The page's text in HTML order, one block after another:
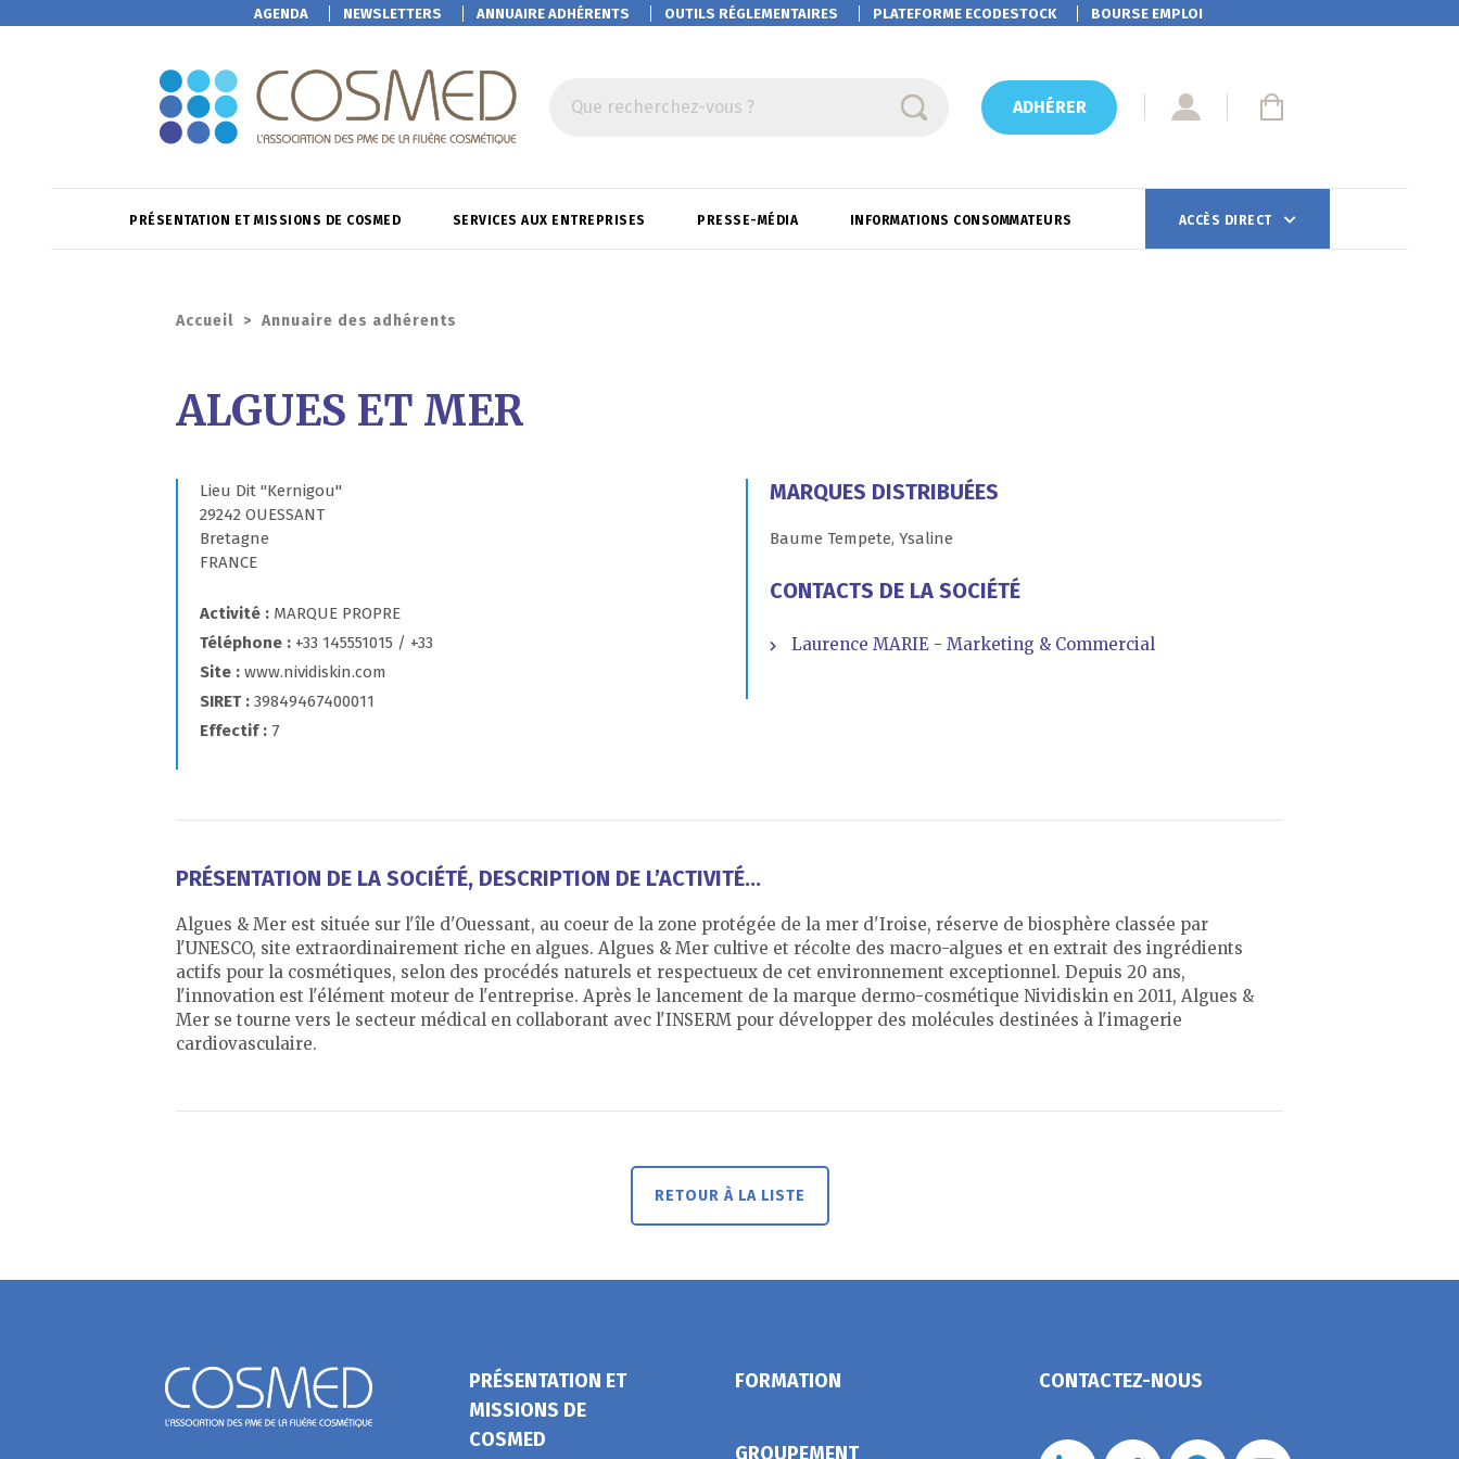
AGENDA NEWSLETTERS ANNUAIRE ADHÉRENTS OUTILS RÉGLEMENTAIRES PLATEFORMEECODESTOCK BOURSE EMPLOI
Que recherchez-vous ? ADHÉRER
PRÉSENTATION ET MISSIONS DE COSMED SERVICES AUX ENTREPRISES PRESSE-MÉDIA INFORMATIONS CONSOMMATEURS ACCÈS DIRECT
Accueil > Annuaire des adhérents
ALGUES ET MER
Lieu Dit "Kernigou"
29242 OUESSANT
Bretagne
FRANCE
Activité
MARQUE PROPRE
Téléphone
+33 145551015 / +33
Site
www.nividiskin.com
SIRET
39849467400011
Effectif
7
MARQUES DISTRIBUÉES
Baume Tempete, Ysaline
CONTACTS DE LA SOCIÉTÉ
Laurence MARIE - Marketing & Commercial
PRÉSENTATION DE LA SOCIÉTÉ, DESCRIPTION DE L’ACTIVITÉ...
Algues & Mer est située sur l'île d'Ouessant, au coeur de la zone protégée de la mer d'Iroise, réserve de biosphère classée par
l'UNESCO, site extraordinairement riche en algues. Algues & Mer cultive et récolte des macro-algues et en extrait des ingrédients
actifs pour la cosmétiques, selon des procédés naturels et respectueux de cet environnement exceptionnel. Depuis 20 ans,
l'innovation est l'élément moteur de l'entreprise. Après le lancement de la marque dermo-cosmétique Nividiskin en 2011, Algues &
Mer se tourne vers le secteur médical en collaborant avec l'INSERM pour développer des molécules destinées à l'imagerie
cardiovasculaire.
RETOUR À LA LISTE
PRÉSENTATION ET
MISSIONS DE
COSMED
FORMATION
GROUPEMENT
CONTACTEZ-NOUS